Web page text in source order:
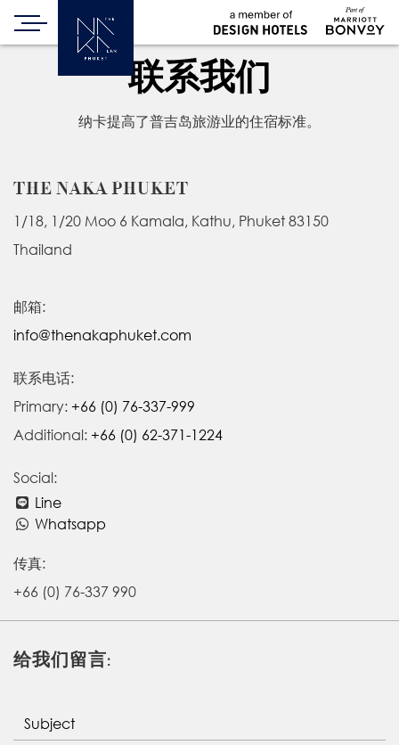
联系我们
纳卡提高了普吉岛旅游业的住宿标准。
THE NAKA PHUKET
1/18, 1/20 Moo 6 Kamala, Kathu, Phuket 83150
Thailand
邮箱:
info@thenakaphuket.com
联系电话:
Primary: +66 (0) 76-337-999
Additional: +66 (0) 62-371-1224
Social:
Line
Whatsapp
传真:
+66 (0) 76-337 990
给我们留言: